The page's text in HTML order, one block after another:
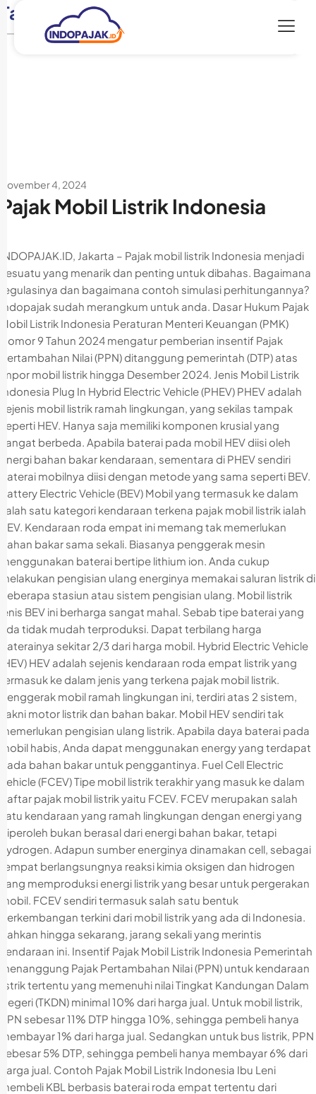
Tag: insentif pajak mobil listrik
November 4, 2024
Pajak Mobil Listrik Indonesia
INDOPAJAK.ID, Jakarta – Pajak mobil listrik Indonesia menjadi
sesuatu yang menarik dan penting untuk dibahas. Bagaimana
regulasinya dan bagaimana contoh simulasi perhitungannya?
Indopajak sudah merangkum untuk anda. Dasar Hukum Pajak
Mobil Listrik Indonesia Peraturan Menteri Keuangan (PMK)
Nomor 9 Tahun 2024 mengatur pemberian insentif Pajak
Pertambahan Nilai (PPN) ditanggung pemerintah (DTP) atas
impor mobil listrik hingga Desember 2024. Jenis Mobil Listrik
Indonesia Plug In Hybrid Electric Vehicle (PHEV) PHEV adalah
sejenis mobil listrik ramah lingkungan, yang sekilas tampak
seperti HEV. Hanya saja memiliki komponen krusial yang
sangat berbeda. Apabila baterai pada mobil HEV diisi oleh
energi bahan bakar kendaraan, sementara di PHEV sendiri
baterai mobilnya diisi dengan metode yang sama seperti BEV.
Battery Electric Vehicle (BEV) Mobil yang termasuk ke dalam
salah satu kategori kendaraan terkena pajak mobil listrik ialah
BEV. Kendaraan roda empat ini memang tak memerlukan
bahan bakar sama sekali. Biasanya penggerak mesin
menggunakan baterai bertipe lithium ion. Anda cukup
melakukan pengisian ulang energinya memakai saluran listrik di
beberapa stasiun atau sistem pengisian ulang. Mobil listrik
jenis BEV ini berharga sangat mahal. Sebab tipe baterai yang
ada tidak mudah terproduksi. Dapat terbilang harga
baterainya sekitar 2/3 dari harga mobil. Hybrid Electric Vehicle
(HEV) HEV adalah sejenis kendaraan roda empat listrik yang
termasuk ke dalam jenis yang terkena pajak mobil listrik.
Penggerak mobil ramah lingkungan ini, terdiri atas 2 sistem,
yakni motor listrik dan bahan bakar. Mobil HEV sendiri tak
memerlukan pengisian ulang listrik. Apabila daya baterai pada
mobil habis, Anda dapat menggunakan energy yang terdapat
pada bahan bakar untuk penggantinya. Fuel Cell Electric
Vehicle (FCEV) Tipe mobil listrik terakhir yang masuk ke dalam
daftar pajak mobil listrik yaitu FCEV. FCEV merupakan salah
satu kendaraan yang ramah lingkungan dengan energi yang
diperoleh bukan berasal dari energi bahan bakar, tetapi
hydrogen. Adapun sumber energinya dinamakan cell, sebagai
tempat berlangsungnya reaksi kimia oksigen dan hidrogen
yang memproduksi energi listrik yang besar untuk pergerakan
mobil. FCEV sendiri termasuk salah satu bentuk
perkembangan terkini dari mobil listrik yang ada di Indonesia.
Bahkan hingga sekarang, jarang sekali yang merintis
kendaraan ini. Insentif Pajak Mobil Listrik Indonesia Pemerintah
menanggung Pajak Pertambahan Nilai (PPN) untuk kendaraan
listrik tertentu yang memenuhi nilai Tingkat Kandungan Dalam
Negeri (TKDN) minimal 10% dari harga jual. Untuk mobil listrik,
PPN sebesar 11% DTP hingga 10%, sehingga pembeli hanya
membayar 1% dari harga jual. Sedangkan untuk bus listrik, PPN
sebesar 5% DTP, sehingga pembeli hanya membayar 6% dari
harga jual. Contoh Pajak Mobil Listrik Indonesia Ibu Leni
membeli KBL berbasis baterai roda empat tertentu dari